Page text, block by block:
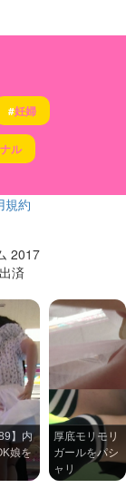
#妊婦
ル
規約
2017
済
】内
娘を
厚底モリモリ
ガールをパシ
ャリ